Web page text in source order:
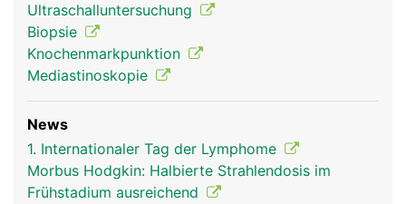
Ultraschalluntersuchung
Biopsie
Knochenmarkpunktion
Mediastinoskopie
News
1. Internationaler Tag der Lymphome
Morbus Hodgkin: Halbierte Strahlendosis im
Frühstadium ausreichend